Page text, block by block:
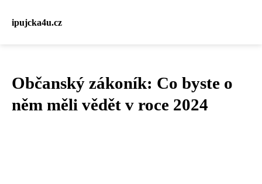
ipujcka4u.cz
Občanský zákoník: Co byste o
něm měli vědět v roce 2024